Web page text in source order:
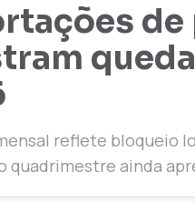
de
reflete bloqueio
quadrimestre ainda